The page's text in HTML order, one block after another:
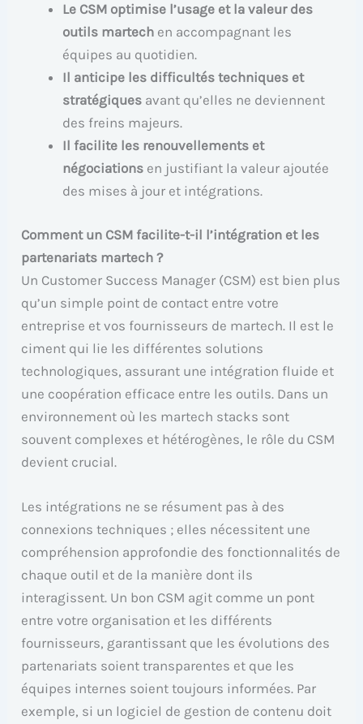
Le CSM optimise l’usage et la valeur des
outils martech en accompagnant les
équipes au quotidien.
Il anticipe les difficultés techniques et
stratégiques avant qu’elles ne deviennent
des freins majeurs.
Il facilite les renouvellements et
négociations en justifiant la valeur ajoutée
des mises à jour et intégrations.
Comment un CSM facilite-t-il l’intégration et les
partenariats martech ?
Un Customer Success Manager (CSM) est bien plus
qu’un simple point de contact entre votre
entreprise et vos fournisseurs de martech. Il est le
ciment qui lie les différentes solutions
technologiques, assurant une intégration fluide et
une coopération efficace entre les outils. Dans un
environnement où les martech stacks sont
souvent complexes et hétérogènes, le rôle du CSM
devient crucial.
Les intégrations ne se résument pas à des
connexions techniques ; elles nécessitent une
compréhension approfondie des fonctionnalités de
chaque outil et de la manière dont ils
interagissent. Un bon CSM agit comme un pont
entre votre organisation et les différents
fournisseurs, garantissant que les évolutions des
partenariats soient transparentes et que les
équipes internes soient toujours informées. Par
exemple, si un logiciel de gestion de contenu doit